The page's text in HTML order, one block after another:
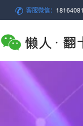
客服微信：